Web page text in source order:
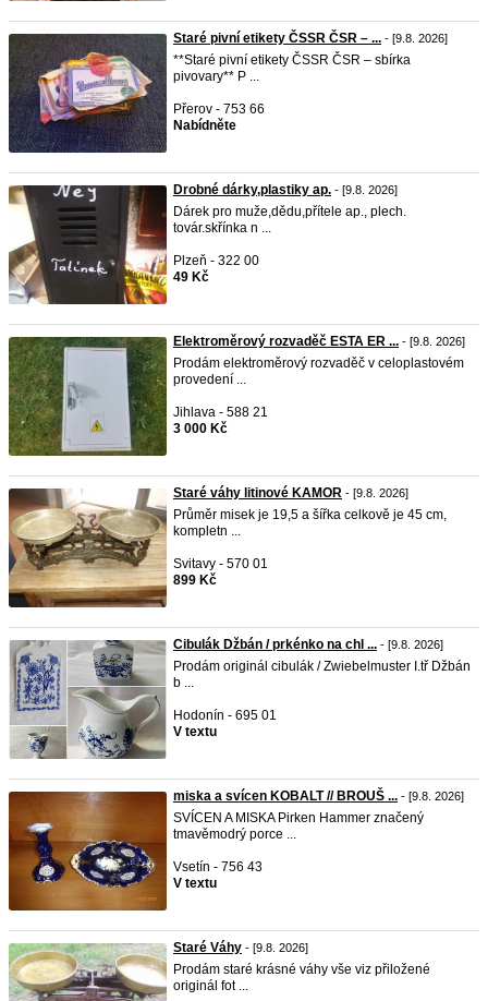
Staré pivní etikety ČSSR ČSR – ... - [9.8. 2026]
**Staré pivní etikety ČSSR ČSR – sbírka
pivovary** P ...
Přerov - 753 66
Nabídněte
Drobné dárky,plastiky ap. - [9.8. 2026]
Dárek pro muže,dědu,přítele ap., plech.
továr.skřínka n ...
Plzeň - 322 00
49 Kč
Elektroměrový rozvaděč ESTA ER ... - [9.8. 2026]
Prodám elektroměrový rozvaděč v celoplastovém
provedení ...
Jihlava - 588 21
3 000 Kč
Staré váhy litinové KAMOR - [9.8. 2026]
Průměr misek je 19,5 a šířka celkově je 45 cm,
kompletn ...
Svitavy - 570 01
899 Kč
Cibulák Džbán / prkénko na chl ... - [9.8. 2026]
Prodám originál cibulák / Zwiebelmuster I.tř Džbán
b ...
Hodonín - 695 01
V textu
miska a svícen KOBALT // BROUŠ ... - [9.8. 2026]
SVÍCEN A MISKA Pirken Hammer značený
tmavěmodrý porce ...
Vsetín - 756 43
V textu
Staré Váhy - [9.8. 2026]
Prodám staré krásné váhy vše viz přiložené
originál fot ...